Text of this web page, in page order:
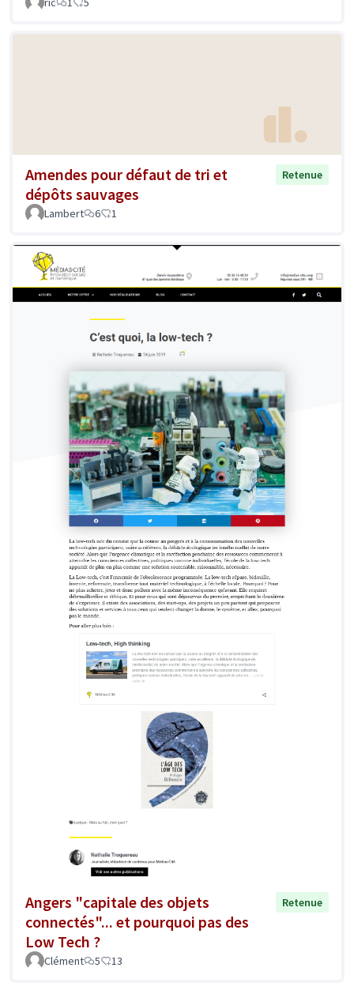
Amendes pour défaut de tri et
dépôts sauvages
Retenue
Lambert 6 1
Angers "capitale des objets
connectés"... et pourquoi pas des
Low Tech ?
Retenue
Clément 5 13